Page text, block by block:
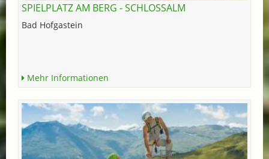
SPIELPLATZ AM BERG - SCHLOSSALM
Bad Hofgastein
Mehr Informationen